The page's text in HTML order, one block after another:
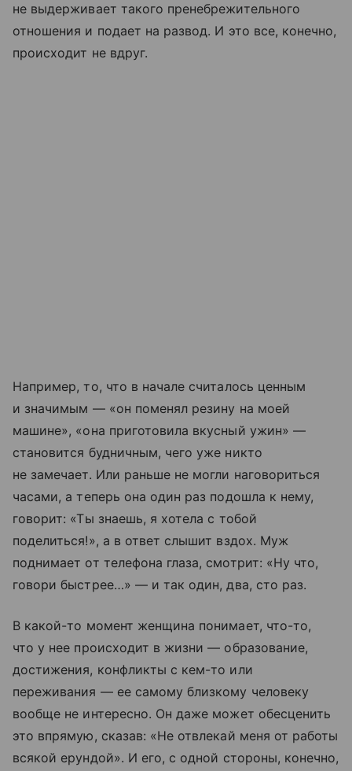
не выдерживает такого пренебрежительного
отношения и подает на развод. И это все, конечно,
происходит не вдруг.
Например, то, что в начале считалось ценным
и значимым — «он поменял резину на моей
машине», «она приготовила вкусный ужин» —
становится будничным, чего уже никто
не замечает. Или раньше не могли наговориться
часами, а теперь она один раз подошла к нему,
говорит: «Ты знаешь, я хотела с тобой
поделиться!», а в ответ слышит вздох. Муж
поднимает от телефона глаза, смотрит: «Ну что,
говори быстрее…» — и так один, два, сто раз.
В какой-то момент женщина понимает, что-то,
что у нее происходит в жизни — образование,
достижения, конфликты с кем-то или
переживания — ее самому близкому человеку
вообще не интересно. Он даже может обесценить
это впрямую, сказав: «Не отвлекай меня от работы
всякой ерундой». И его, с одной стороны, конечно,